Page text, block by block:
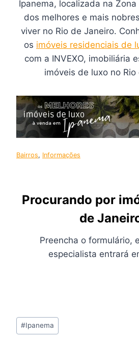
Ipanema, localizada na
dos melhores e mais
viver no Rio de Janeiro.
os imóveis residenciais de
com a INVEXO, imobiliária
imóveis de luxo no
Bairros, Informações
Procurando por
de
Preencha o formulário,
especialista entrará
Tags
do
#Ipanema